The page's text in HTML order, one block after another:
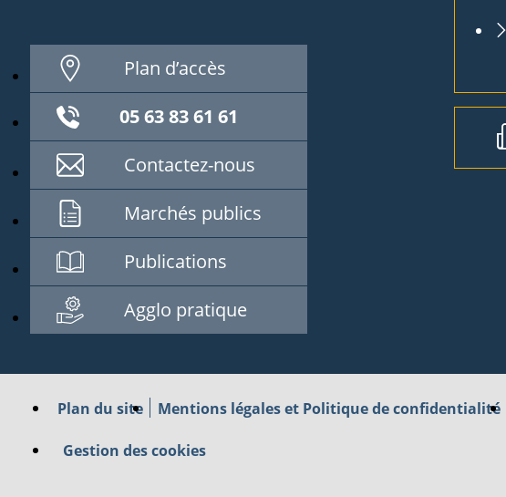
Plan d’accès
05 63 83 61 61
Contactez-nous
Marchés publics
Publications
Agglo pratique
Plan du site Mentions légales et Politique de confidentialité
Gestion des cookies